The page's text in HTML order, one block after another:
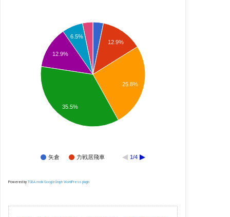
矢倉 力戦居飛車 1/4
12.9%
25.8%
6.5%
12.9%
35.5%
Powered byTSBA.mobi GoogleGraph WordPress plugin